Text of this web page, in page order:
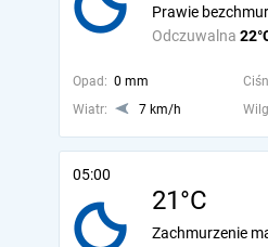
Odczuwalna
Prawie
Opad: 0 mm
Wiatr:
7 km/h
05:00
21°C
Zachmurzenie